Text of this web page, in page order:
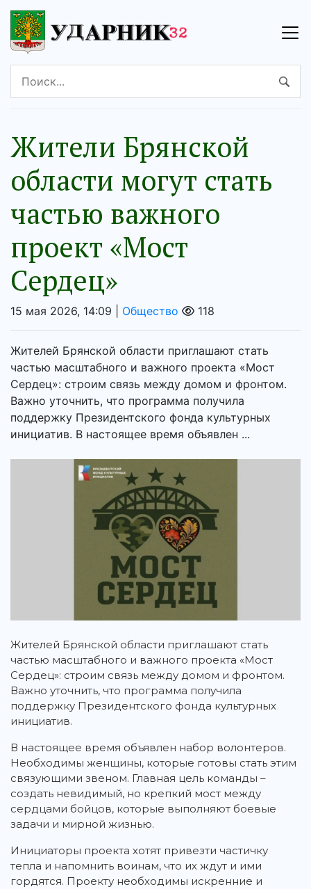
Жители Брянской
области могут стать
частью важного
проект «Мост
Сердец»
15 мая 2026, 14:09 | Общество 118
Жителей Брянской области приглашают стать
частью масштабного и важного проекта «Мост
Сердец»: строим связь между домом и фронтом.
Важно уточнить, что программа получила
поддержку Президентского фонда культурных
инициатив. В настоящее время объявлен ...
Жителей Брянской области приглашают стать
частью масштабного и важного проекта «Мост
Сердец»: строим связь между домом и фронтом.
Важно уточнить, что программа получила
поддержку Президентского фонда культурных
инициатив.
В настоящее время объявлен набор волонтеров.
Необходимы женщины, которые готовы стать этим
связующими звеном. Главная цель команды –
создать невидимый, но крепкий мост между
сердцами бойцов, которые выполняют боевые
задачи и мирной жизнью.
Инициаторы проекта хотят привезти частичку
тепла и напомнить воинам, что их ждут и ими
гордятся. Проекту необходимы искренние и